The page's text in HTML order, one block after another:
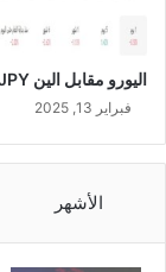
اليورو مقابل الين EUR/JPY
فبراير 13, 2025
الأشهر